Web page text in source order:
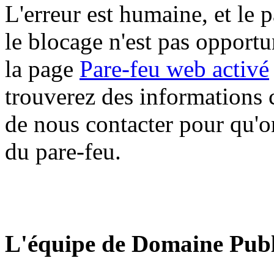
L'erreur est humaine, et le
le blocage n'est pas
la page Pare-feu web activé
trouverez des informations
de nous contacter pour
du pare-feu.
L'équipe de Domaine